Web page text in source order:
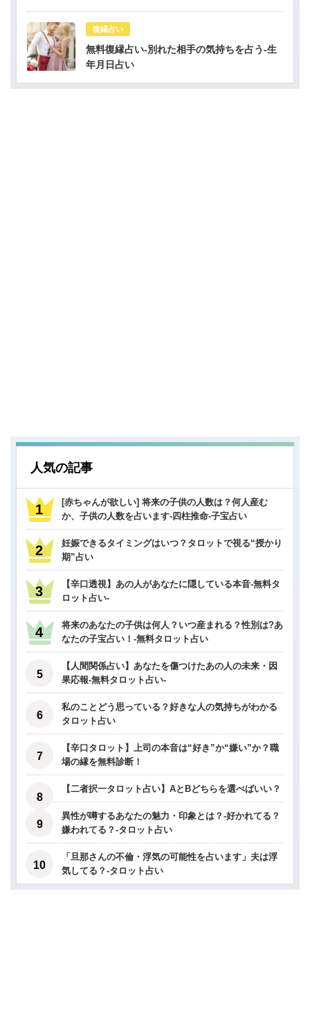
復縁占い
無料復縁占い-別れた相手の気持ちを占う-生
年月日占い
人気の記事
[赤ちゃんが欲しい] 将来の子供の人数は？何人産む
か、子供の人数を占います-四柱推命-子宝占い
妊娠できるタイミングはいつ？タロットで視る“授かり
期”占い
【辛口透視】あの人があなたに隠している本音-無料タ
ロット占い-
将来のあなたの子供は何人？いつ産まれる？性別は?あ
なたの子宝占い！-無料タロット占い
【人間関係占い】あなたを傷つけたあの人の未来・因
果応報-無料タロット占い-
私のことどう思っている？好きな人の気持ちがわかる
タロット占い
【辛口タロット】上司の本音は“好き”か“嫌い”か？職
場の縁を無料診断！
【二者択一タロット占い】AとBどちらを選べばいい？
異性が噂するあなたの魅力・印象とは？-好かれてる？
嫌われてる？-タロット占い
「旦那さんの不倫・浮気の可能性を占います」夫は浮
気してる？-タロット占い